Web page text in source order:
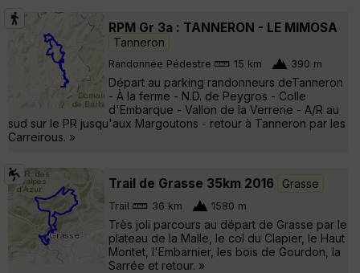
RPM Gr 3a : TANNERON - LE MIMOSA
Tanneron
Randonnée Pédestre 15 km 390 m
Départ au parking randonneurs deTanneron
- À la ferme - N.D. de Peygros - Colle
d'Embarque - Vallon de la Verrerie - A/R au
sud sur le PR jusqu'aux Margoutons - retour à Tanneron par les
Carreirous. »
Trail de Grasse 35km 2016 Grasse
Trail 36 km 1580 m
Très joli parcours au départ de Grasse par le
plateau de la Malle, le col du Clapier, le Haut
Montet, l'Embarnier, les bois de Gourdon, la
Sarrée et retour. »